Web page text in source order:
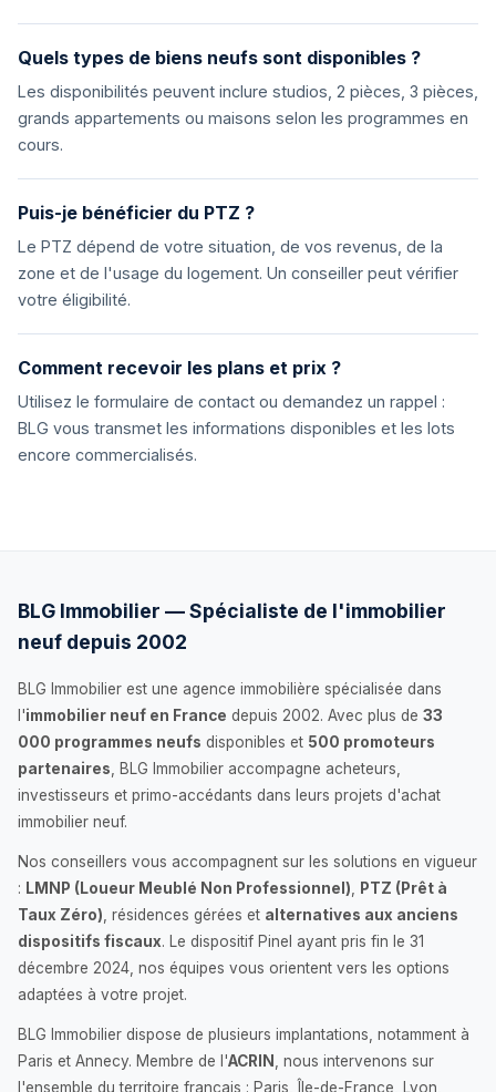
Quels types de biens neufs sont disponibles ?
Les disponibilités peuvent inclure studios, 2 pièces, 3 pièces,
grands appartements ou maisons selon les programmes en
cours.
Puis-je bénéficier du PTZ ?
Le PTZ dépend de votre situation, de vos revenus, de la
zone et de l'usage du logement. Un conseiller peut vérifier
votre éligibilité.
Comment recevoir les plans et prix ?
Utilisez le formulaire de contact ou demandez un rappel :
BLG vous transmet les informations disponibles et les lots
encore commercialisés.
BLG Immobilier — Spécialiste de l'immobilier
neuf depuis 2002
BLG Immobilier est une agence immobilière spécialisée dans
l'immobilier neuf en France depuis 2002. Avec plus de 33
000 programmes neufs disponibles et 500 promoteurs
partenaires , BLG Immobilier accompagne acheteurs,
investisseurs et primo-accédants dans leurs projets d'achat
immobilier neuf.
Nos conseillers vous accompagnent sur les solutions en vigueur
: LMNP (Loueur Meublé Non Professionnel)
PTZ (Prêt à
Taux Zéro) , résidences gérées et alternatives aux anciens
dispositifs fiscaux. Le dispositif Pinel ayant pris fin le 31
décembre 2024, nos équipes vous orientent vers les options
adaptées à votre projet.
BLG Immobilier dispose de plusieurs implantations, notamment à
Paris et Annecy. Membre de l'ACRIN
, nous intervenons sur
l'ensemble du territoire français : Paris, Île-de-France, Lyon,